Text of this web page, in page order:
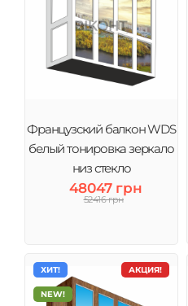
Французский балкон WDS
белый тонировка зеркало
низ стекло
48047 грн
52416 грн
АКЦИЯ!
ХИТ!
NEW!